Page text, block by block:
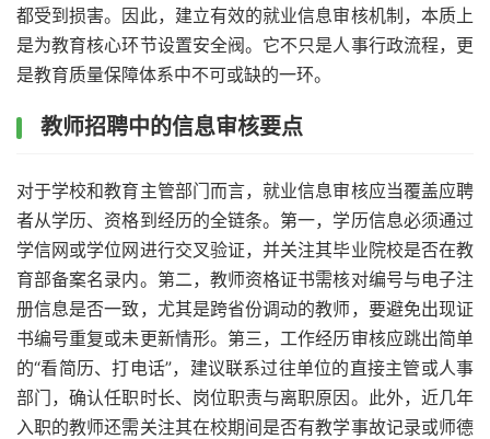
都受到损害。因此，建立有效的就业信息审核机制，本质上
是为教育核心环节设置安全阀。它不只是人事行政流程，更
是教育质量保障体系中不可或缺的一环。
教师招聘中的信息审核要点
对于学校和教育主管部门而言，就业信息审核应当覆盖应聘
者从学历、资格到经历的全链条。第一，学历信息必须通过
学信网或学位网进行交叉验证，并关注其毕业院校是否在教
育部备案名录内。第二，教师资格证书需核对编号与电子注
册信息是否一致，尤其是跨省份调动的教师，要避免出现证
书编号重复或未更新情形。第三，工作经历审核应跳出简单
的“看简历、打电话”，建议联系过往单位的直接主管或人事
部门，确认任职时长、岗位职责与离职原因。此外，近几年
入职的教师还需关注其在校期间是否有教学事故记录或师德